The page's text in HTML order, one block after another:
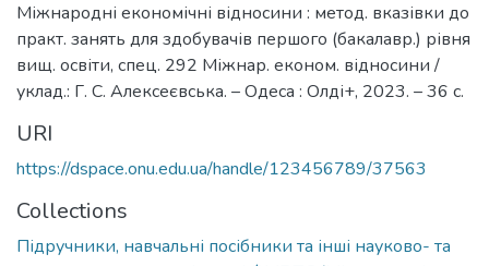
Міжнародні економічні відносини : метод. вказівки до
практ. занять для здобувачів першого (бакалавр.) рівня
вищ. освіти, спец. 292 Міжнар. економ. відносини /
уклад.: Г. С. Алексеєвська. – Одеса : Олді+, 2023. – 36 с.
URI
https://dspace.onu.edu.ua/handle/123456789/37563
Collections
Підручники, навчальні посібники та інші науково- та